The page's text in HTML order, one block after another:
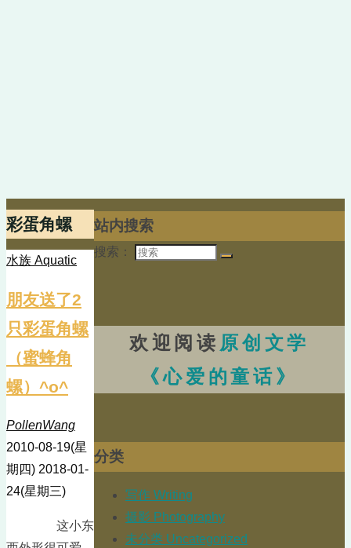
彩蛋角螺
水族 Aquatic
朋友送了2
只彩蛋角螺
（蜜蜂角
螺）^o^
PollenWang
2010-08-19(星
期四) 2018-01-
24(星期三)
这小东
站内搜索
搜索：
欢迎阅读 原创文学
《心爱的童话》
分类
写作 Writing
摄影 Photography
未分类 Uncategorized